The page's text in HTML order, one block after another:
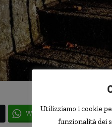
WhatsApp
Utilizziamo i cookie
funzionalità dei